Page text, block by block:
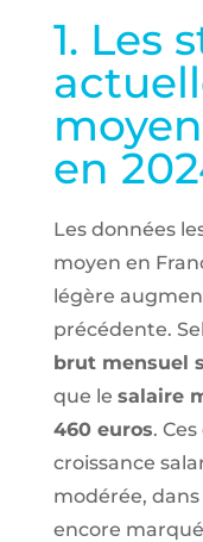
1. Les
en
Les données
moyen en
légère
précédente.
brut mensuel
que le salaire
460 euros.
croissance
modérée,
encore